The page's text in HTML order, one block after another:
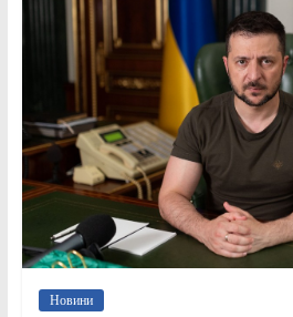
Новини